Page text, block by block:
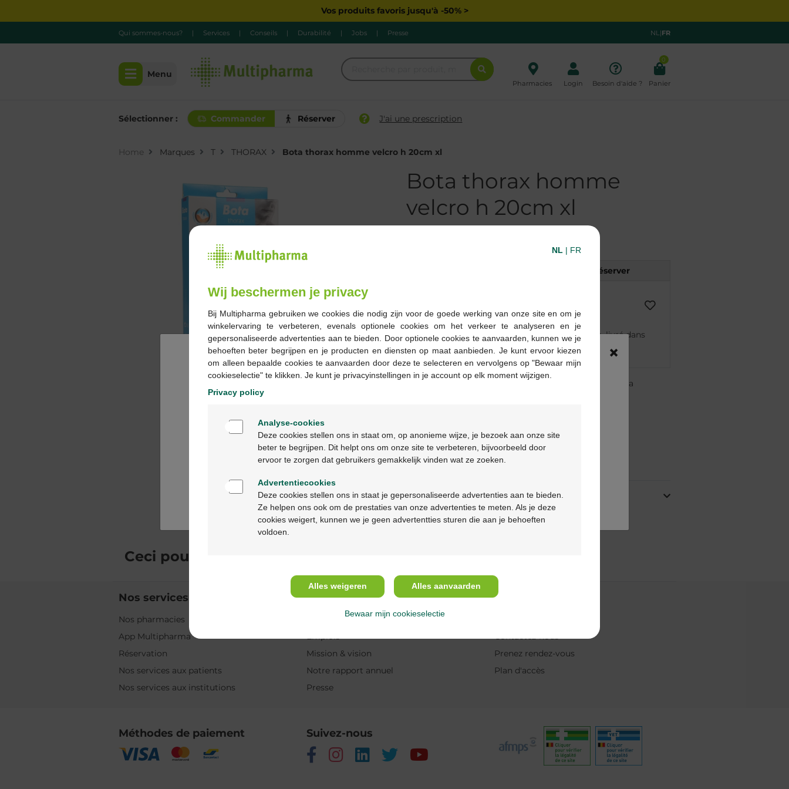
Vos produits favoris jusqu'à -50% >
Qui sommes-nous? | Services | Conseils | Durabilité | Jobs | Presse NL|FR
Menu
Pharmacies Login Besoin d'aide ?
0
Panier
Sélectionner : Commander Réserver J'ai une prescription
Home Marques T THORAX Bota thorax homme velcro h 20cm xl
Bota thorax homme
velcro h 20cm xl
Réserver
Les jours ouvrables commandé avant 12h, livré dans
les 2 jours ouvrables suivant
Livraison gratuite
dans votre pharmacie Multipharma
Description du produit
Description
Ceci pourrait
Nos services
Nos pharmacies
App Multipharma
Réservation
Nos services aux patients
Nos services aux institutions
A propos de Multipharma
Qui sommes-nous?
Emplois
Mission & vision
Notre rapport annuel
Presse
Aide & contact
Contactez-nous
Prenez rendez-vous
Plan d'accès
Méthodes de paiement Suivez-nous
×
Ga verder in het nederlands
NL | FR
Wij beschermen je privacy
Bij Multipharma gebruiken we cookies die nodig zijn voor de goede werking van onze site en om je
winkelervaring te verbeteren, evenals optionele cookies om het verkeer te analyseren en je
gepersonaliseerde advertenties aan te bieden. Door optionele cookies te aanvaarden, kunnen we je
behoeften beter begrijpen en je producten en diensten op maat aanbieden. Je kunt ervoor kiezen
om alleen bepaalde cookies te aanvaarden door deze te selecteren en vervolgens op "Bewaar mijn
cookieselectie" te klikken. Je kunt je privacyinstellingen in je account op elk moment wijzigen.
Privacy policy
Analyse-cookies
Deze cookies stellen ons in staat om, op anonieme wijze, je bezoek aan onze site
beter te begrijpen. Dit helpt ons om onze site te verbeteren, bijvoorbeeld door
ervoor te zorgen dat gebruikers gemakkelijk vinden wat ze zoeken.
Advertentiecookies
Deze cookies stellen ons in staat je gepersonaliseerde advertenties aan te bieden.
Ze helpen ons ook om de prestaties van onze advertenties te meten. Als je deze
cookies weigert, kunnen we je geen advertentties sturen die aan je behoeften
voldoen.
Alles weigeren Alles aanvaarden
Bewaar mijn cookieselectie